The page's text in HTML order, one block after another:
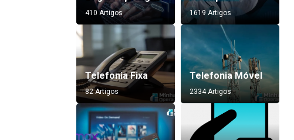
410 Artigos 1619 Artigos
Telefonia Fixa
82 Artigos
Telefonia Móvel
2334 Artigos